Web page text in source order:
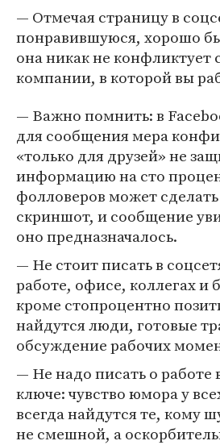
— Отмечая страницу в
понравившуюся, хорошо
она никак не конфликтует
компании, в которой вы
— Важно помнить: в
для сообщения мера
«только для друзей» не
информацию на сто
фолловеров может
скриншот, и сообщение
оно предназначалось.
— Не стоит писать в
работе, офисе, коллегах и
кроме стопроцентно
найдутся люди, готовые
обсуждение рабочих
— Не надо писать о работе
ключе: чувство юмора у
всегда найдутся те, кому
не смешной, а